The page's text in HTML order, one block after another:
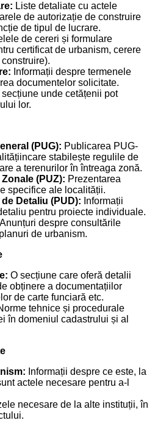
Liste detaliate cu actele
de autorizație de construire
de tipul de lucrare.
de cereri și formulare
certificat de urbanism, cerere
Informații despre termenele
documentelor solicitate.
secțiune unde cetățenii pot
lor.
(PUG): Publicarea PUG-
stabilește regulile de
a terenurilor în întreaga zonă.
(PUZ): Prezentarea
specifice ale localității.
Detaliu (PUD): Informații
pentru proiecte individuale.
Anunțuri despre consultările
de urbanism.
O secțiune care oferă detalii
obținere a documentațiilor
de carte funciară etc.
tehnice și procedurale
în domeniul cadastrului și al
Informații despre ce este, la
actele necesare pentru a-l
necesare de la alte instituții, în